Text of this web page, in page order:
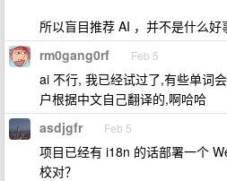
所以盲目推荐 AI ，并不是什么好
rm0gang0rf Feb 5
ai 不行, 我已经试过了,有些单词
户根据中文自己翻译的,啊哈哈
asdjgfr Feb 5
项目已经有 i18n 的话部署一个
校对？